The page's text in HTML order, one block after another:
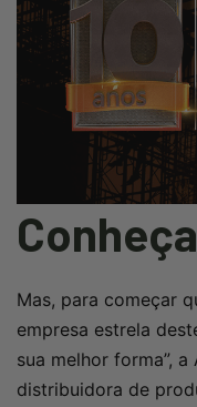
Mas, para começar
empresa estrela
sua melhor forma”,
distribuidora de